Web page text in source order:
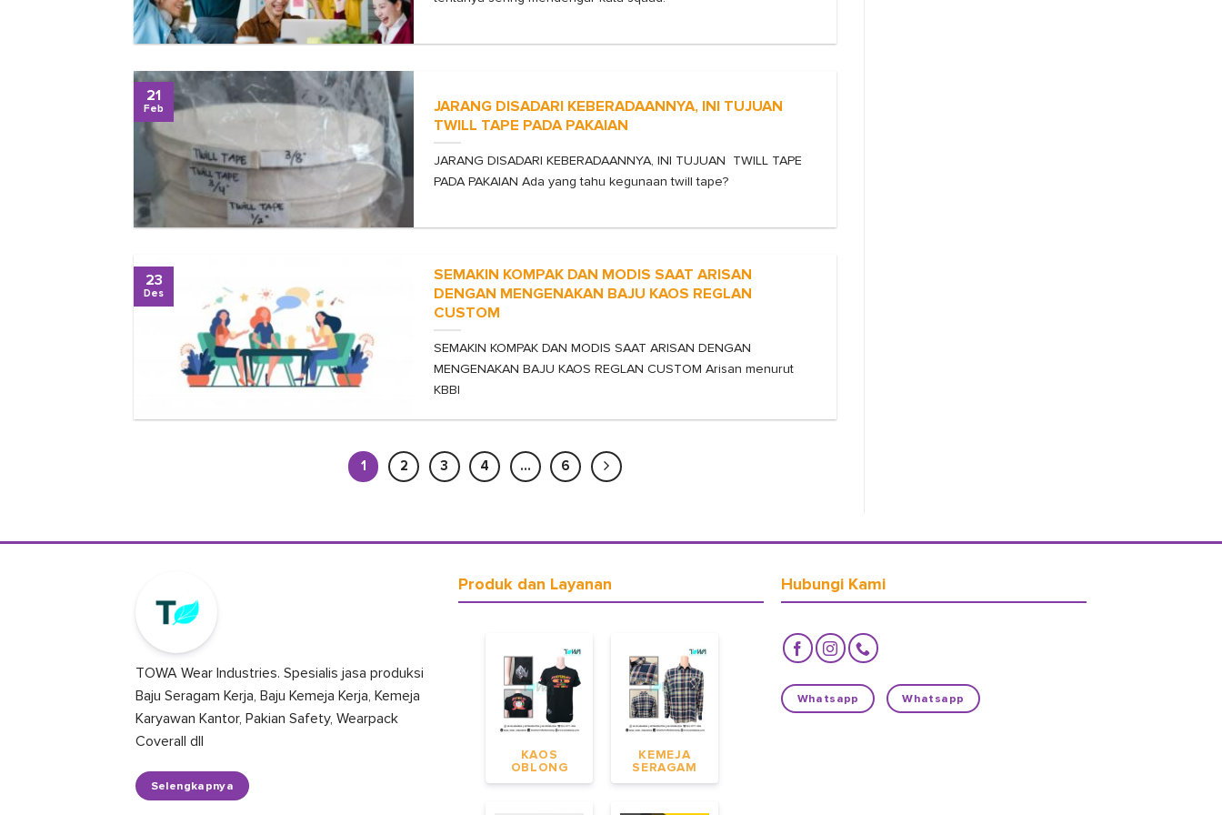
JARANG DISADARI KEBERADAANNYA, INI TUJUAN
TWILL TAPE PADA PAKAIAN
JARANG DISADARI KEBERADAANNYA, INI TUJUAN TWILL TAPE
PADA PAKAIAN Ada yang tahu kegunaan twill tape?
21
Feb
SEMAKIN KOMPAK DAN MODIS SAAT ARISAN
DENGAN MENGENAKAN BAJU KAOS REGLAN
CUSTOM
SEMAKIN KOMPAK DAN MODIS SAAT ARISAN DENGAN
MENGENAKAN BAJU KAOS REGLAN CUSTOM Arisan menurut
KBBI
23
Des
1 2 3 4 … 6
TOWA Wear Industries. Spesialis jasa produksi
Baju Seragam Kerja, Baju Kemeja Kerja, Kemeja
Karyawan Kantor, Pakian Safety, Wearpack
Coverall dll
Selengkapnya
Produk dan Layanan
KAOS
OBLONG
KEMEJA
SERAGAM
Hubungi Kami
Whatsapp Whatsapp